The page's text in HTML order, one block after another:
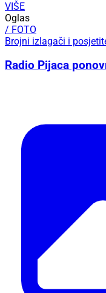
VIŠE
Oglas
/ FOTO
Brojni izlagači i
Radio Pijaca